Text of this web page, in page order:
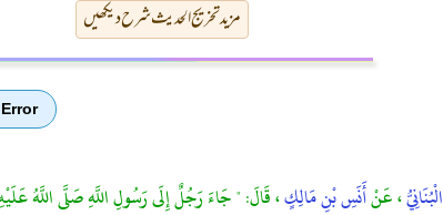
مزید تخریج الحدیث شرح دیکھیں
، عَنْأَنَسِ بْنِ مَالِكٍ، قَالَ: " جَاءَ رَجُلٌ إِلَى رَسُولِ اللَّهِ صَلَّى اللَّهُ